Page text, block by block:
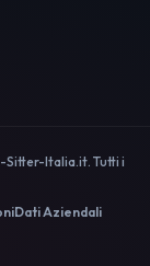
Italia.it. Tutti i
Dati Aziendali